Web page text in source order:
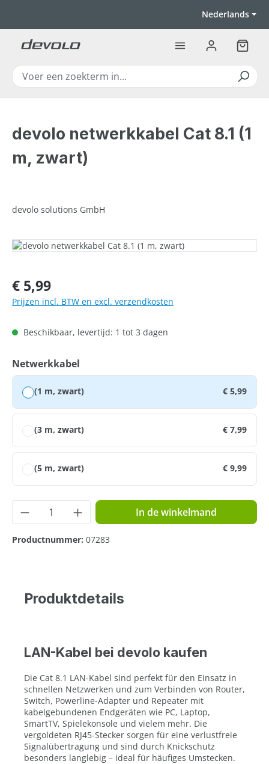
Nederlands
devolo netwerkkabel Cat 8.1 (1
m, zwart)
devolo solutions GmbH
Afbeeldingengalerij overslaan
Normale prijs:
€ 5,99
Prijzen incl. BTW en excl. verzendkosten
Beschikbaar, levertijd: 1 tot 3 dagen
Selecteer
Netwerkkabel
(1 m, zwart) € 5,99
(3 m, zwart) € 7,99
(5 m, zwart) € 9,99
Producthoeveelheid: Voer de gewenste
In de winkelmand
Productnummer: 07283
Produktdetails
LAN-Kabel bei devolo kaufen
Die Cat 8.1 LAN-Kabel sind perfekt für den Einsatz in
schnellen Netzwerken und zum Verbinden von Router,
Switch, Powerline-Adapter und Repeater mit
kabelgebundenen Endgeräten wie PC, Laptop,
SmartTV, Spielekonsole und vielem mehr. Die
vergoldeten RJ45-Stecker sorgen für eine verlustfreie
Signalübertragung und sind durch Knickschutz
besonders langlebig – ideal für häufiges Umstecken.